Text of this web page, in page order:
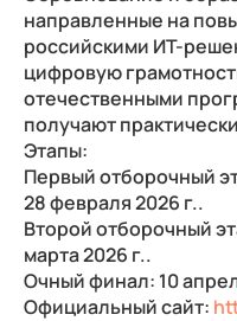
направленные на
российскими ИТ-
цифровую
отечественными
получают
Этапы:
Первый отборочный
28 февраля 2026 г..
Второй отборочный
марта 2026 г..
Очный финал: 10
Официальный сайт: